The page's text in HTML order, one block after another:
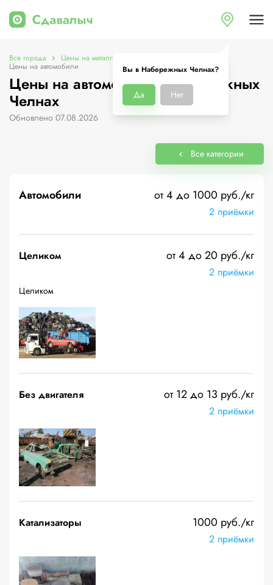
Вы в Набережных Челнах?
Да Нет
Все города Цены на металлолом в Набережных Челнах
Цены на автомобили
Цены на автомобили в Набережных
Челнах
Обновлено 07.08.2026
Все категории
Автомобили от 4 до 1000 руб./кг
2 приёмки
Целиком от 4 до 20 руб./кг
2 приёмки
Целиком
Без двигателя от 12 до 13 руб./кг
2 приёмки
Катализаторы 1000 руб./кг
2 приёмки